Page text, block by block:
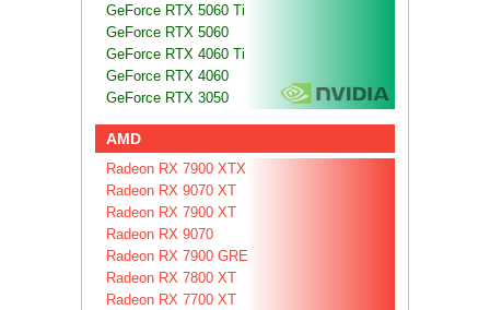
GeForce RTX 5060 Ti
GeForce RTX 5060
GeForce RTX 4060 Ti
GeForce RTX 4060
GeForce RTX 3050
AMD
Radeon RX 7900 XTX
Radeon RX 9070 XT
Radeon RX 7900 XT
Radeon RX 9070
Radeon RX 7900 GRE
Radeon RX 7800 XT
Radeon RX 7700 XT